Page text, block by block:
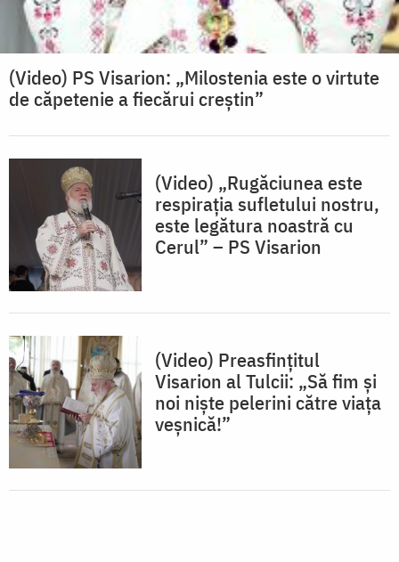
(Video) PS Visarion: „Milostenia este o virtute
de căpetenie a fiecărui creștin”
(Video) „Rugăciunea este
respirația sufletului nostru,
este legătura noastră cu
Cerul” – PS Visarion
(Video) Preasfințitul
Visarion al Tulcii: „Să fim și
noi niște pelerini către viața
veșnică!”